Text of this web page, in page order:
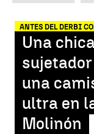
ANTES DEL DERBI
Una
una
ultra en
Molinón